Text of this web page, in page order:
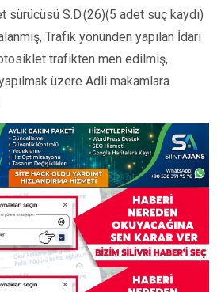
sürücüsü S.D.(26)(5 adet suç kaydı)
Trafik yönünden yapılan İdari
trafikten men edilmiş,
üzere Adli makamlara